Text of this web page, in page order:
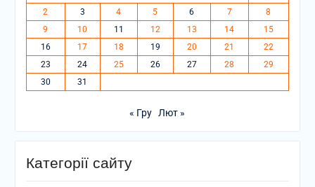
2
3 4 5 6 7
8
9
10 11 12 13 14
15
16
17 18 19 20 21
22
23
24 25 26 27 28
29
30
31
« Гру Лют »
Категорії сайту